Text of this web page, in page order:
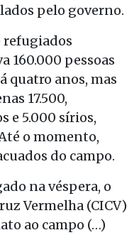
pelo governo.
refugiados
160.000 pessoas
quatro anos, mas
17.500,
e 5.000 sírios,
o momento,
do campo.
na véspera, o
Vermelha (CICV)
ao campo (…)